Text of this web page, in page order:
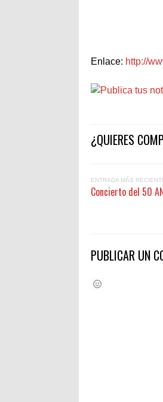
Enlace: http://
¿QUIERES
ENTRADA MÁS
Concierto del 50
PUBLICAR UN